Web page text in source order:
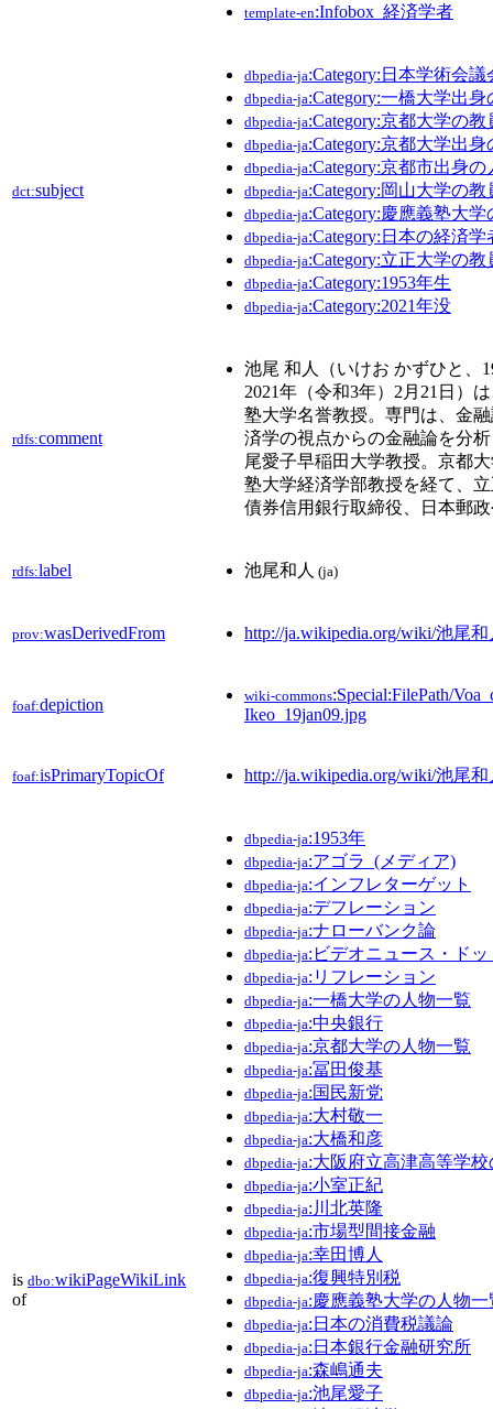
template-en:Infobox_経済学者
dct:subject
dbpedia-ja:Category:日本学術会議
dbpedia-ja:Category:一橋大学出身
dbpedia-ja:Category:京都大学の教
dbpedia-ja:Category:京都大学出身
dbpedia-ja:Category:京都市出身の
dbpedia-ja:Category:岡山大学の教
dbpedia-ja:Category:慶應義塾大学
dbpedia-ja:Category:日本の経済学
dbpedia-ja:Category:立正大学の教
dbpedia-ja:Category:1953年生
dbpedia-ja:Category:2021年没
rdfs:comment
池尾 和人（いけお かずひと、
2021年（令和3年）2月21日）
塾大学名誉教授。専門は、金
済学の視点からの金融論を分
尾愛子早稲田大学教授。京都
塾大学経済学部教授を経て、
債券信用銀行取締役、日本郵
rdfs:label 池尾和人 (ja)
prov:wasDerivedFrom http://ja.wikipedia.org/wiki/池尾和
foaf:depiction wiki-commons:Special:FilePath/
Ikeo_19jan09.jpg
foaf:isPrimaryTopicOf http://ja.wikipedia.org/wiki/池尾和
is dbo:wikiPageWikiLink
of
dbpedia-ja:1953年
dbpedia-ja:アゴラ_(メディア)
dbpedia-ja:インフレターゲット
dbpedia-ja:デフレーション
dbpedia-ja:ナローバンク論
dbpedia-ja:ビデオニュース・ドッ
dbpedia-ja:リフレーション
dbpedia-ja:一橋大学の人物一覧
dbpedia-ja:中央銀行
dbpedia-ja:京都大学の人物一覧
dbpedia-ja:冨田俊基
dbpedia-ja:国民新党
dbpedia-ja:大村敬一
dbpedia-ja:大橋和彦
dbpedia-ja:大阪府立高津高等学
dbpedia-ja:小室正紀
dbpedia-ja:川北英隆
dbpedia-ja:市場型間接金融
dbpedia-ja:幸田博人
dbpedia-ja:復興特別税
dbpedia-ja:慶應義塾大学の人物一
dbpedia-ja:日本の消費税議論
dbpedia-ja:日本銀行金融研究所
dbpedia-ja:森嶋通夫
dbpedia-ja:池尾愛子